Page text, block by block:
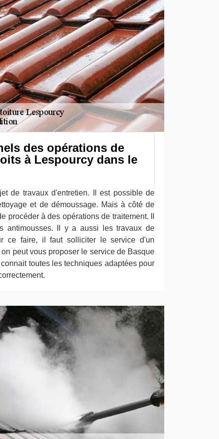
des opérations de
à Lespourcy dans le
de travaux d'entretien. Il est possible de
et de démoussage. Mais à côté de
procéder à des opérations de traitement. Il
antimousses. Il y a aussi les travaux de
ce faire, il faut solliciter le service d'un
peut vous proposer le service de Basque
toutes les techniques adaptées pour